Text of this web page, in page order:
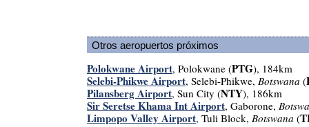
Otros aeropuertos próximos
Polokwane Airport, Polokwane (PTG), 184km
Selebi-Phikwe Airport, Selebi-Phikwe, Botswana (
Pilansberg Airport, Sun City (NTY), 186km
Sir Seretse Khama Int Airport, Gaborone,
Limpopo Valley Airport, Tuli Block, Botswana (